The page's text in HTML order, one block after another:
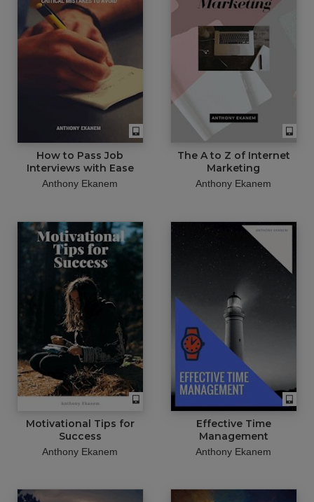
How to Pass Job
Interviews with Ease
Anthony Ekanem
The A to Z of Internet
Marketing
Anthony Ekanem
Motivational Tips for
Success
Anthony Ekanem
Effective Time
Management
Anthony Ekanem